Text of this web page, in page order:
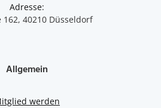
Adresse:
162, 40210 Düsseldorf
Allgemein
werden